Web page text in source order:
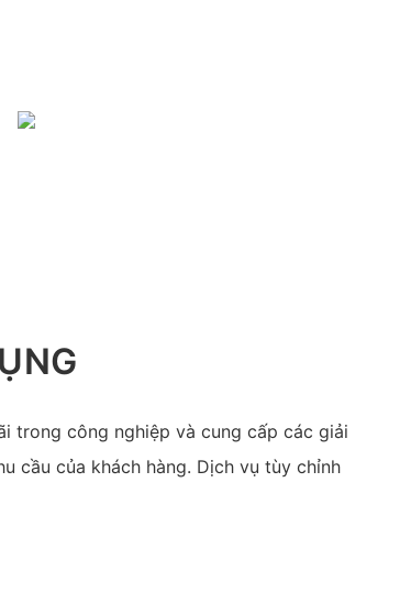
trong công nghiệp và cung cấp các giải
cầu của khách hàng. Dịch vụ tùy chỉnh